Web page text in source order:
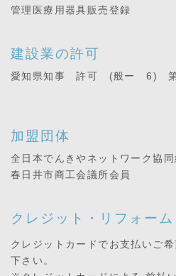
管理医療用器具販売登録
建設業の許可
愛知県知事 許可 (般ー 6) 第
加盟団体
全日本でんきやネットワーク協同
春日井市商工会議所会員
クレジット・リフォー
クレジットカードでお支払いご
下さい。